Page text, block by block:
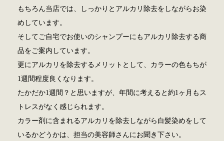
もちろん当店では、しっかりとアルカリ除去をしながらお染
めしています。
そしてご自宅でお使いのシャンプーにもアルカリ除去する商
品をご案内しています。
更にアルカリを除去するメリットとして、カラーの色もちが
1週間程度良くなります。
たかだか1週間？と思いますが、年間に考えると約1ヶ月もス
トレスがなく感じられます。
カラー剤に含まれるアルカリを除去しながら白髪染めをして
いるかどうかは、担当の美容師さんにお聞き下さい。